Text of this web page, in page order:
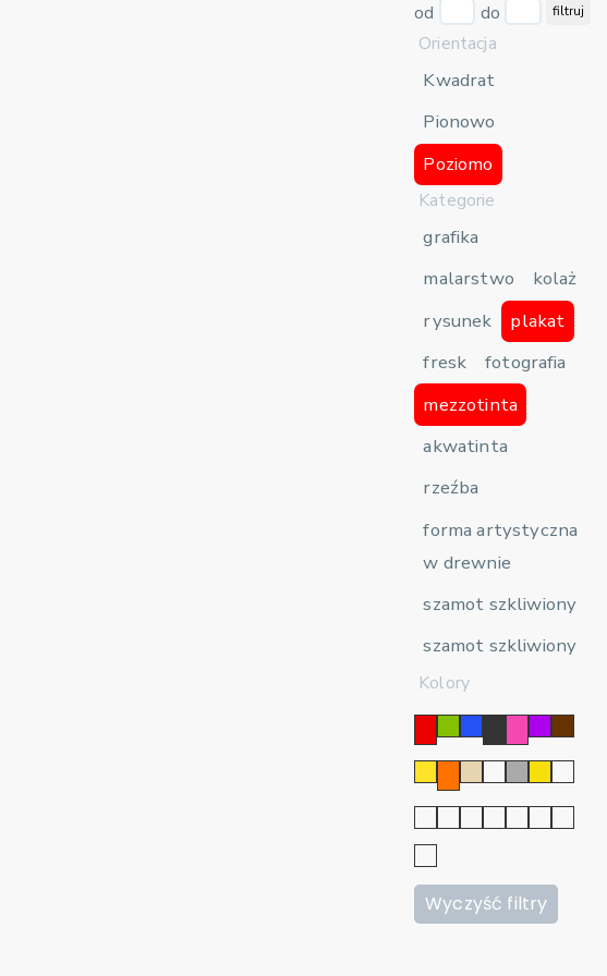
od do filtruj
Orientacja
Kwadrat
Pionowo
Poziomo
Kategorie
grafika
malarstwo
kolaż
rysunek
plakat
fresk
fotografia
mezzotinta
akwatinta
rzeźba
forma artystyczna
w drewnie
szamot szkliwiony
szamot szkliwiony
Kolory
Wyczyść filtry